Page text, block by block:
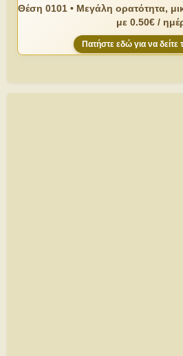
Θέση 0101 • Μεγάλη ορατότητα,
με 0.50€ /
Πατήστε εδώ για να